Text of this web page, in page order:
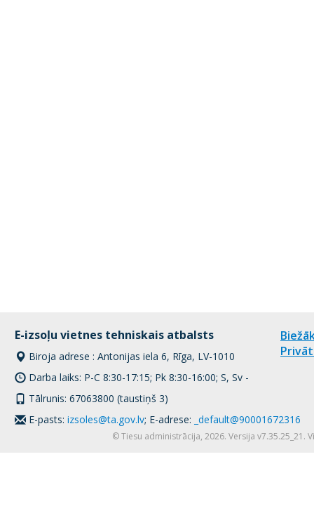
E-izsoļu vietnes tehniskais atbalsts
Biroja adrese : Antonijas iela 6, Rīga, LV-1010
Darba laiks: P-C 8:30-17:15; Pk 8:30-16:00; S, Sv -
Tālrunis: 67063800 (taustiņš 3)
E-pasts: izsoles@ta.gov.lv; E-adrese: _default@90001672316
© Tiesu administrācija, 2026. Versija